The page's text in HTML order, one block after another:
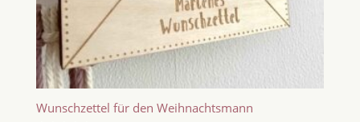
Wunschzettel für den Weihnachtsmann